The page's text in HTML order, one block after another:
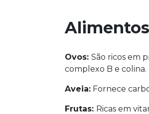
Ovos: São ricos em
complexo B e colina.
Aveia:Fornece
Frutas: Ricas em